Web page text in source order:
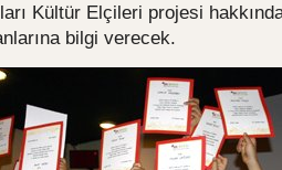
Kültür Elçileri projesi
bilgi verecek.